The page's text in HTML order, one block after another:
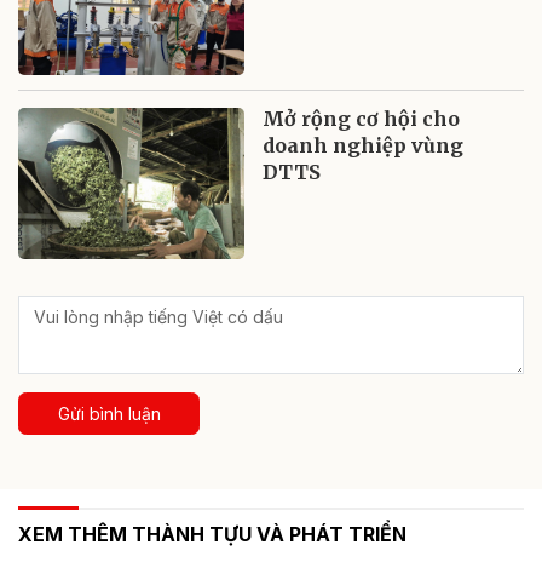
Mở rộng cơ hội cho
doanh nghiệp vùng
DTTS
Gửi bình luận
XEM THÊM THÀNH TỰU VÀ PHÁT TRIỂN